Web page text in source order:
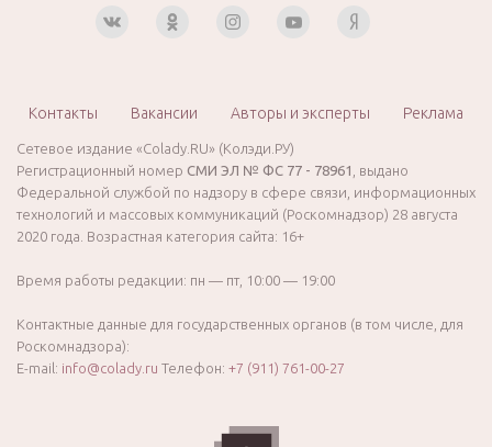
Контакты Вакансии Авторы и эксперты Реклама
Сетевое издание «Colady.RU» (Колэди.РУ)
Регистрационный номер СМИ ЭЛ № ФС 77 - 78961
, выдано
Федеральной службой по надзору в сфере связи, информационных
технологий и массовых коммуникаций (Роскомнадзор) 28 августа
2020 года. Возрастная категория сайта: 16+
Время работы редакции: пн — пт, 10:00 — 19:00
Контактные данные для государственных органов (в том числе, для
Роскомнадзора):
E-mail: info@colady.ru Телефон: +7 (911) 761-00-27